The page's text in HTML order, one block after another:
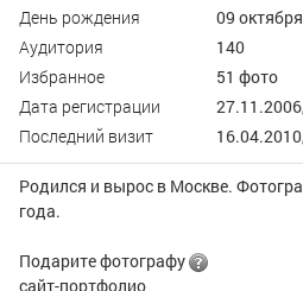
День рождения
09
Аудитория
140
Избранное
51 фото
Дата регистрации
Последний визит
Родился и вырос в Москве.
года.
Подарите фотографу
сайт-портфолио